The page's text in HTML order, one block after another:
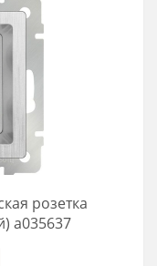
розетка
a035637